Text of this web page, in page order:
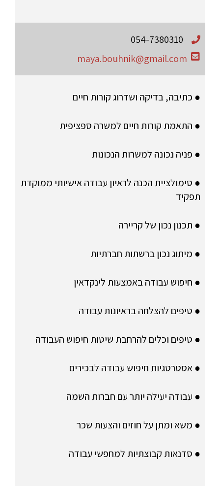
054-7380310
maya.bouhnik@gmail.com
● כתיבה, בדיקה ושדרוג קורות חיים
● התאמת קורות חיים למשרה ספציפית
● פניה נכונה למשרות הנכונות
● סימולציית הכנה לראיון עבודה אישיותי ממוקדת
תפקיד
● תכנון נכון של קריירה
● מיתוג נכון ברשתות חברתיות
● חיפוש עבודה באמצעות לינקדאין
● טיפים להצלחה בראיונות עבודה
● טיפים וכלים להרחבת שיטות חיפוש העבודה
● אסטרטגיות חיפוש עבודה לבכירים
● עבודה יעילה יותר עם חברות השמה
● משא ומתן על חוזים והצעות שכר
● סדנאות קבוצתיות למחפשי עבודה